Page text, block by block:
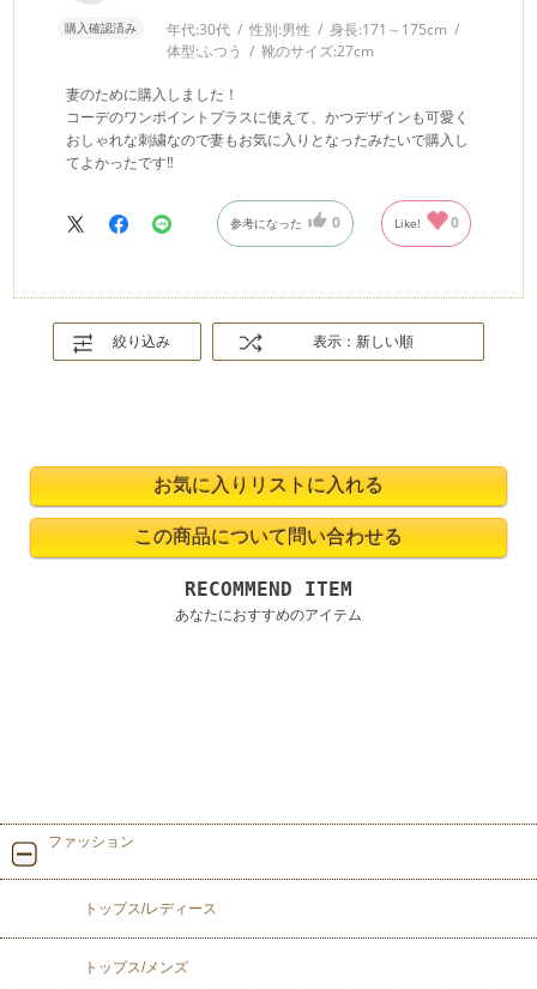
購入確認済み 年代:30代 性別:男性 身長:171～175cm
体型:ふつう 靴のサイズ:27cm
妻のために購入しました！
コーデのワンポイントプラスに使えて、かつデザインも可愛く
おしゃれな刺繍なので妻もお気に入りとなったみたいで購入し
てよかったです‼︎
参考になった 0 Like! 0
絞り込み 表示：新しい順
RECOMMEND ITEM
あなたにおすすめのアイテム
ファッション
トップス/レディース
トップス/メンズ